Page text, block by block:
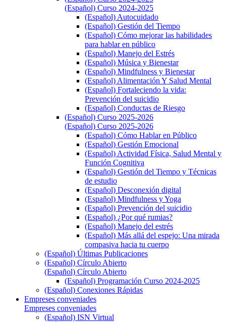
(Español) Curso 2024-2025
(Español) Autocuidado
(Español) Gestión del Tiempo
(Español) Cómo mejorar las habilidades
para hablar en público
(Español) Manejo del Estrés
(Español) Música y Bienestar
(Español) Mindfulness y Bienestar
(Español) Alimentación Y Salud Mental
(Español) Fortaleciendo la vida:
Prevención del suicidio
(Español) Conductas de Riesgo
(Español) Curso 2025-2026
(Español) Curso 2025-2026
(Español) Cómo Hablar en Público
(Español) Gestión Emocional
(Español) Actividad Física, Salud Mental y
Función Cognitiva
(Español) Gestión del Tiempo y Técnicas
de estudio
(Español) Desconexión digital
(Español) Mindfulness y Yoga
(Español) Prevención del suicidio
(Español) ¿Por qué rumias?
(Español) Manejo del estrés
(Español) Más allá del espejo: Una mirada
compasiva hacia tu cuerpo
(Español) Últimas Publicaciones
(Español) Círculo Abierto
(Español) Círculo Abierto
(Español) Programación Curso 2024-2025
(Español) Conexiones Rápidas
Empreses conveniades
Empreses conveniades
(Español) ISN Virtual